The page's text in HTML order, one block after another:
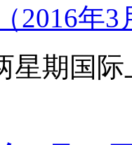
2016年
星期国